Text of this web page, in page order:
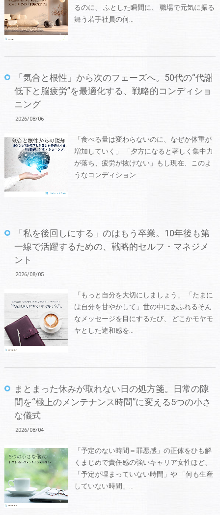
るのに、 ふとした瞬間に、 職場で元気に振る
舞う若手社員の何…
「気合と根性」から次のフェーズへ。50代の“代謝
低下と脳疲労”を最適化する、戦略的コンディショ
ニング
2026/08/06
「食べる量は変わらないのに、なぜか体重が
増加していく」 「夕方になると著しく集中力
が落ち、疲労が抜けない」もし現在、このよ
うなコンディション…
「私を後回しにする」のはもう卒業。10年後も第
一線で活躍するための、戦略的セルフ・マネジメ
ント
2026/08/05
「もっと自分を大切にしましょう」 「たまに
は自分を甘やかして」世の中にあふれるそん
なメッセージを目にするたび、 どこかモヤモ
ヤとした違和感を…
まとまった休みが取れない日の処方箋。日常の隙
間を“極上のメンテナンス時間”に変える5つの小さ
な儀式
2026/08/04
「予定のない時間＝罪悪感」の正体をひも解
くまじめで責任感の強いキャリア女性ほど、
「予定が埋まっていない時間」や 「何も生産
していない時間」…